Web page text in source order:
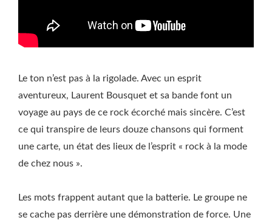
Le ton n’est pas à la rigolade. Avec un esprit
aventureux, Laurent Bousquet et sa bande font un
voyage au pays de ce rock écorché mais sincère. C’est
ce qui transpire de leurs douze chansons qui forment
une carte, un état des lieux de l’esprit « rock à la mode
de chez nous ».
Les mots frappent autant que la batterie. Le groupe ne
se cache pas derrière une démonstration de force. Une